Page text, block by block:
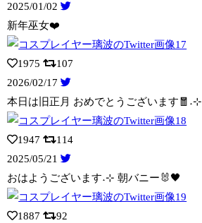
2025/01/02
新年巫女❤️
1975
107
2026/02/17
本日は旧正月 おめでとうございます🧧˖⊹
1947
114
2025/05/21
おはようございます˖⊹ 朝バニー🐰🖤
1887
92